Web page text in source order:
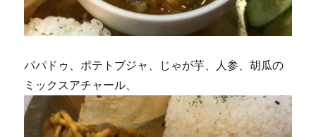
パパドゥ、ポテトブジャ、じゃが芋、人参、胡瓜の
ミックスアチャール、